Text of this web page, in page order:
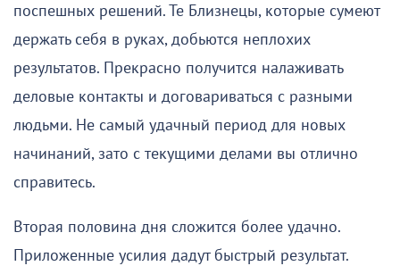
поспешных решений. Те Близнецы, которые сумеют
держать себя в руках, добьются неплохих
результатов. Прекрасно получится налаживать
деловые контакты и договариваться с разными
людьми. Не самый удачный период для новых
начинаний, зато с текущими делами вы отлично
справитесь.
Вторая половина дня сложится более удачно.
Приложенные усилия дадут быстрый результат.